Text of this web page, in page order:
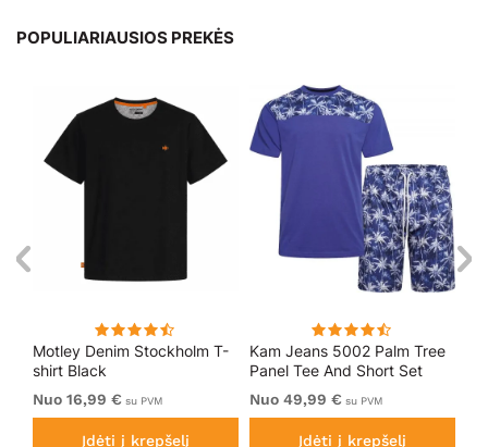
POPULIARIAUSIOS PREKĖS
Motley Denim Stockholm T-
shirt Black
Nuo 16,99 € su PVM
Įdėti į krepšelį
Kam Jeans 5002 Palm Tree
Panel Tee And Short Set
Electric Blue
Nuo 49,99 € su PVM
Įdėti į krepšelį